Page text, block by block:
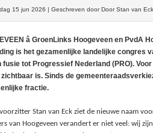
15 jun 2026 | Geschreven door Door Stan van
â GroenLinks Hoogeveen en
is het gezamenlijke landelijke congres
fusie tot Progressief Nederland (PRO).
zichtbaar is. Sinds de
fractie.
Stan van Eck ziet de nieuwe naam
van Hoogeveen verandert er niet veel: wij